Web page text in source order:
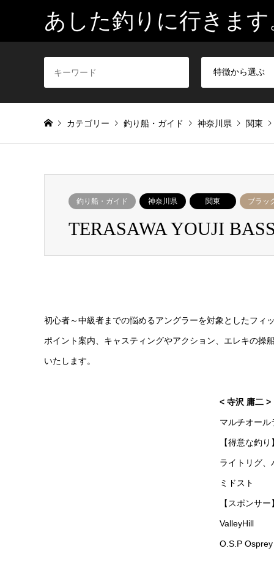
あした釣りに行きます
カテゴリー 釣り船・ガイド 神奈川県 関東
釣り船・ガイド 神奈川県 関東 ブラッ
TERASAWA YOUJI
初心者～中級者までの悩めるアングラーを対象としたフィ
ポイント案内、キャスティングやアクション、エレキの操
いたします。
< 寺沢 庸二 >
マルチオール
【得意な釣り】
ライトリグ、
ミドスト
【スポンサー】
ValleyHill
O.S.P